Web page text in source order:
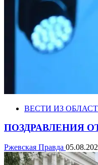
ВЕСТИ ИЗ
ПОЗДРАВЛЕНИЯ
Ржевская Правда